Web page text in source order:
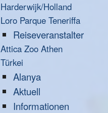
Harderwijk/Holland
Loro Parque Teneriffa
Reiseveranstalter
Attica Zoo Athen
Türkei
Alanya
Aktuell
Informationen